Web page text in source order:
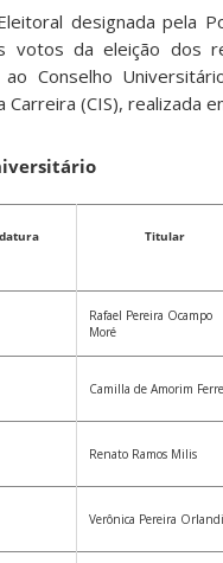
designada pela
votos da eleição dos
Conselho
Carreira (CIS), realizada
Titular
Rafael Pereira Ocampo
Moré
Camilla de Amorim
Renato Ramos Milis
Verônica Pereira Orlandi